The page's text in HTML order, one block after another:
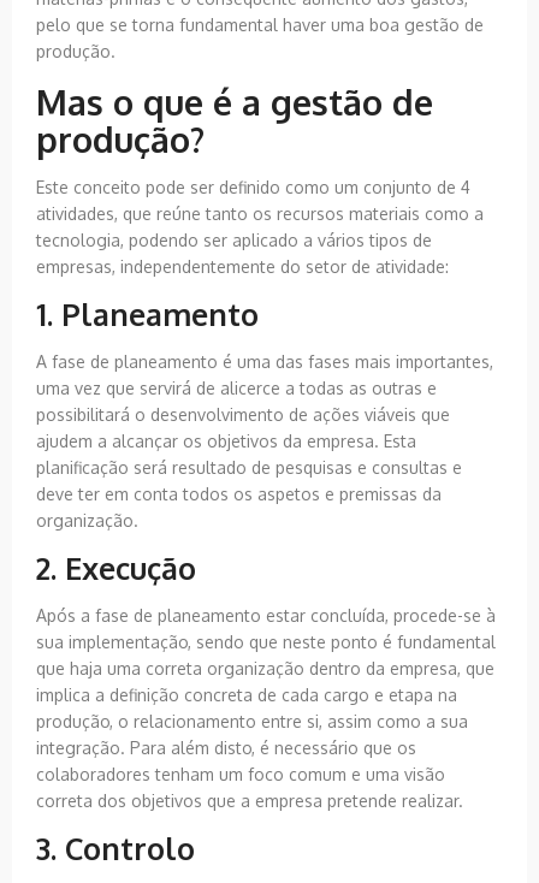
pelo que se torna fundamental haver uma boa gestão de
produção.
Mas o que é a gestão de
produção?
Este conceito pode ser definido como um conjunto de 4
atividades, que reúne tanto os recursos materiais como a
tecnologia, podendo ser aplicado a vários tipos de
empresas, independentemente do setor de atividade:
1. Planeamento
A fase de planeamento é uma das fases mais importantes,
uma vez que servirá de alicerce a todas as outras e
possibilitará o desenvolvimento de ações viáveis que
ajudem a alcançar os objetivos da empresa. Esta
planificação será resultado de pesquisas e consultas e
deve ter em conta todos os aspetos e premissas da
organização.
2. Execução
Após a fase de planeamento estar concluída, procede-se à
sua implementação, sendo que neste ponto é fundamental
que haja uma correta organização dentro da empresa, que
implica a definição concreta de cada cargo e etapa na
produção, o relacionamento entre si, assim como a sua
integração. Para além disto, é necessário que os
colaboradores tenham um foco comum e uma visão
correta dos objetivos que a empresa pretende realizar.
3. Controlo